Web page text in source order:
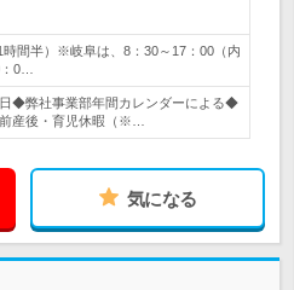
時間半）※岐阜は、8：30～17：00（内
0…
◆弊社事業部年間カレンダーによる◆
産後・育児休暇（※…
気になる